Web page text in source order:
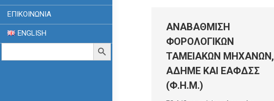
ΕΠΙΚΟΙΝΩΝΙΑ
ENGLISH
Search
Search Button
ΑΝΑΒΑΘΜΙΣΗ
ΦΟΡΟΛΟΓΙΚΩΝ
ΤΑΜΕΙΑΚΩΝ ΜΗΧΑΝΩΝ,
ΑΔΗΜΕ ΚΑΙ ΕΑΦΔΣΣ
(Φ.Η.Μ.)